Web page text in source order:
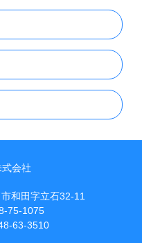
和田字立石32-11
75-1075
63-3510